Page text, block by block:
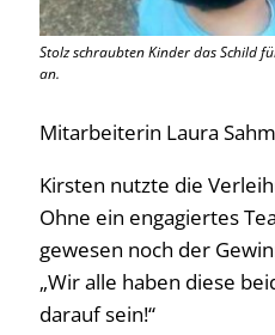
Stolz schraubten Kinder das Schild
an.
Mitarbeiterin Laura
Kirsten nutzte die
Ohne ein engagiertes
gewesen noch der
„Wir alle haben diese
darauf sein!“